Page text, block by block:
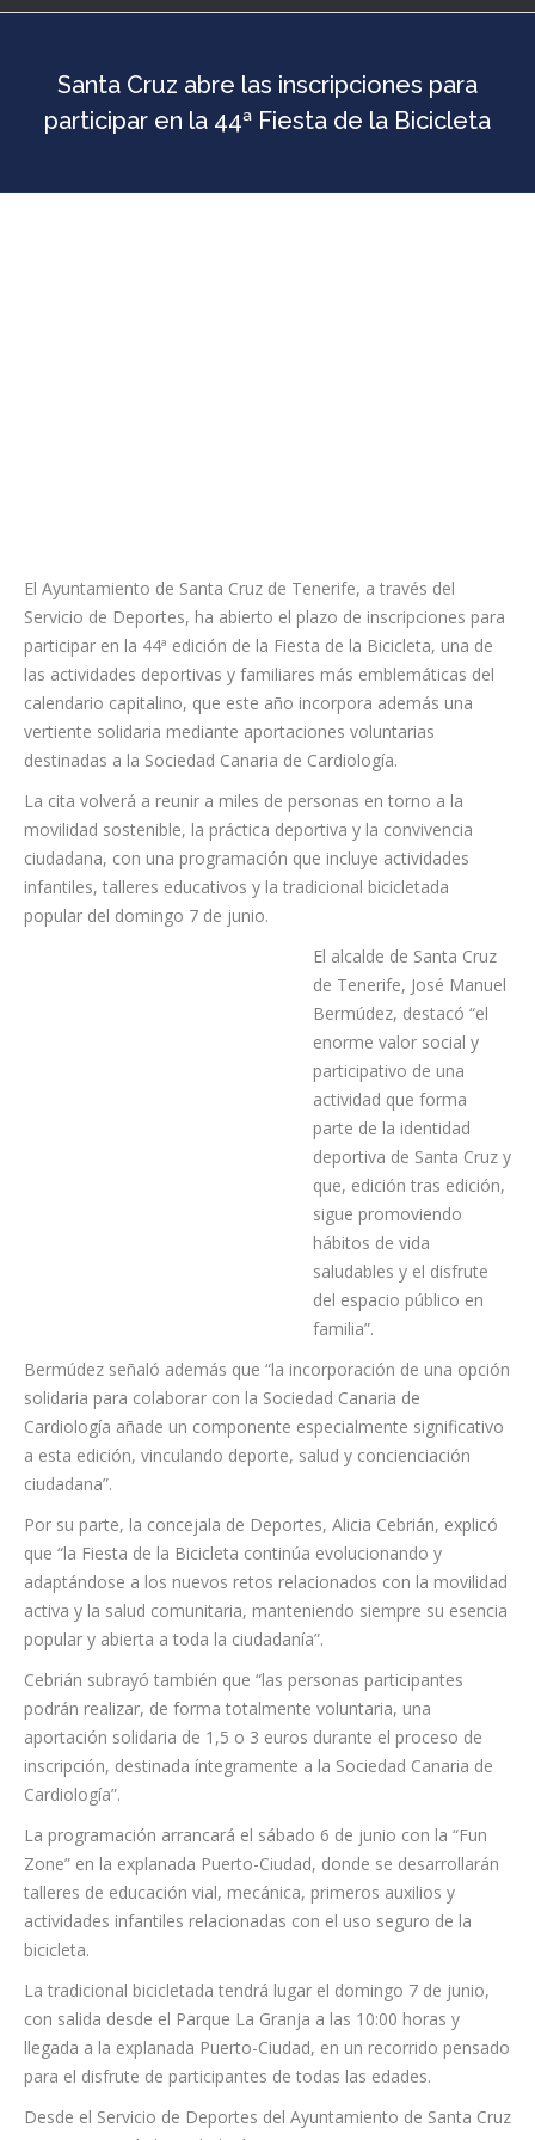
Santa Cruz abre las inscripciones para
El Ayuntamiento de Santa Cruz de Tenerife, a través del
Servicio de Deportes, ha abierto el plazo de inscripciones para
participar en la 44ª edición de la Fiesta de la Bicicleta, una de
las actividades deportivas y familiares más emblemáticas del
calendario capitalino, que este año incorpora además una
vertiente solidaria mediante aportaciones voluntarias
destinadas a la Sociedad Canaria de Cardiología.
La cita volverá a reunir a miles de personas en torno a la
movilidad sostenible, la práctica deportiva y la convivencia
ciudadana, con una programación que incluye actividades
infantiles, talleres educativos y la tradicional bicicletada
El alcalde de Santa Cruz
de Tenerife, José Manuel
Bermúdez, destacó “el
enorme valor social y
participativo de una
actividad que forma
parte de la identidad
deportiva de Santa Cruz y
que, edición tras edición,
sigue promoviendo
hábitos de vida
saludables y el disfrute
del espacio público en
familia”.
Bermúdez señaló además que “la incorporación de una opción
solidaria para colaborar con la Sociedad Canaria de
Cardiología añade un componente especialmente significativo
a esta edición, vinculando deporte, salud y concienciación
ciudadana”.
Por su parte, la concejala de Deportes, Alicia Cebrián, explicó
que “la Fiesta de la Bicicleta continúa evolucionando y
adaptándose a los nuevos retos relacionados con la movilidad
activa y la salud comunitaria, manteniendo siempre su esencia
popular y abierta a toda la ciudadanía”.
Cebrián subrayó también que “las personas participantes
podrán realizar, de forma totalmente voluntaria, una
aportación solidaria de 1,5 o 3 euros durante el proceso de
inscripción, destinada íntegramente a la Sociedad Canaria de
Cardiología”.
La programación arrancará el sábado 6 de junio con la “Fun
Zone” en la explanada Puerto-Ciudad, donde se desarrollarán
talleres de educación vial, mecánica, primeros auxilios y
actividades infantiles relacionadas con el uso seguro de la
bicicleta.
La tradicional bicicletada tendrá lugar el domingo 7 de junio,
con salida desde el Parque La Granja a las 10:00 horas y
llegada a la explanada Puerto-Ciudad, en un recorrido pensado
para el disfrute de participantes de todas las edades.